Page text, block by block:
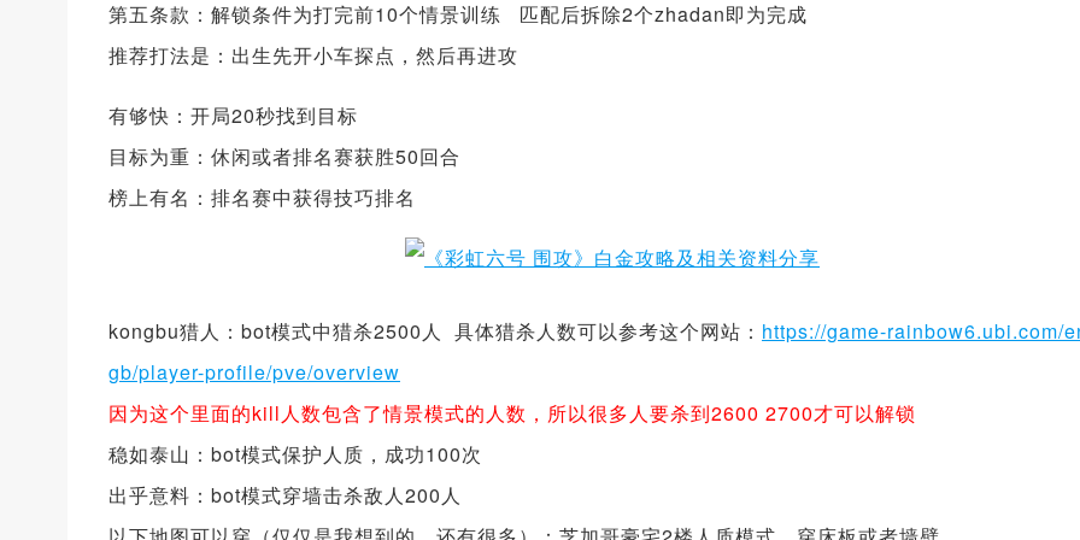
第五条款：解锁条件为打完前10个情景训练 匹配后拆除2个zhadan即为完成
推荐打法是：出生先开小车探点，然后再进攻
有够快：开局20秒找到目标
目标为重：休闲或者排名赛获胜50回合
榜上有名：排名赛中获得技巧排名
kongbu猎人：bot模式中猎杀2500人 具体猎杀人数可以参考这个网站： https://game-rainbow6.ubi.com/
gb/player-profile/pve/overview
因为这个里面的kill人数包含了情景模式的人数，所以很多人要杀到2600 2700才可以解锁
稳如泰山：bot模式保护人质，成功100次
出乎意料：bot模式穿墙击杀敌人200人